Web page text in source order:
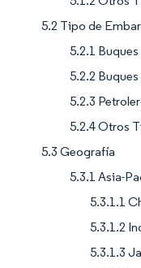
5.2 Tipo de
5.2.1
5.2.2
5.2.3
5.2.4 Otros
5.3 Geografía
5.3.1 Asia-
5.3.1.1
5.3.1.2
5.3.1.3